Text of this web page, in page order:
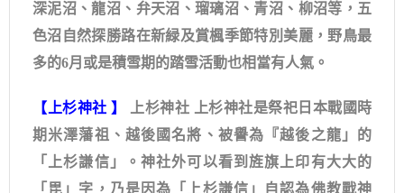
深泥沼、龍沼、弁天沼、瑠璃沼、青沼、柳沼等，五
色沼自然探勝路在新緑及賞楓季節特別美麗，野鳥最
多的6月或是積雪期的踏雪活動也相當有人氣。
【 上杉神社 】
上杉神社 上杉神社是祭祀日本戰國時
期米澤藩祖、越後國名將、被譽為『越後之龍」的
「上杉謙信」。神社外可以看到旌旗上印有大大的
「毘」字，乃是因為「上杉謙信」自認為佛教戰神